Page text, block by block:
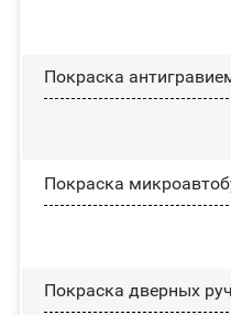
Покраска
Покраска
Покраска дверных